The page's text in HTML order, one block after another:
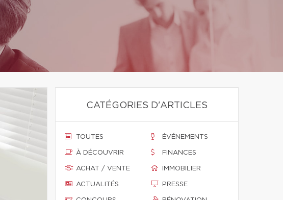
CATÉGORIES D'ARTICLES
TOUTES
À DÉCOUVRIR
ACHAT / VENTE
ACTUALITÉS
ÉVÉNEMENTS
FINANCES
IMMOBILIER
PRESSE